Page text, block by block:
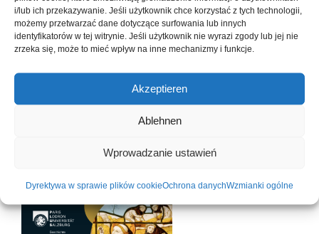
i/lub ich przekazywanie. Jeśli użytkownik chce korzystać z tych technologii,
możemy przetwarzać dane dotyczące surfowania lub innych
identyfikatorów w tej witrynie. Jeśli użytkownik nie wyrazi zgody lub jej nie
zrzeka się, może to mieć wpływ na inne mechanizmy i funkcje.
Akzeptieren
Ablehnen
Wprowadzanie ustawień
Dyrektywa w sprawie plików cookieOchrona danychWzmianki ogólne
Wachauer: Radzenie sobie z historycznymi przepisami
(terminy, składniki, współczesna interpretacja)
15.30: Przerwa na kawę
16.00: Kontynuacja warsztatów
17:00: Prezentacja wyników warsztatów; dyskusja
Następnie kolacja (płatna we własnym zakresie)
Niedziela, 28.09.20259.00 Wycieczki (Salzburg
Rejestracja na konferencję i dalsze informacje:
Tel. 0662-8044 4777